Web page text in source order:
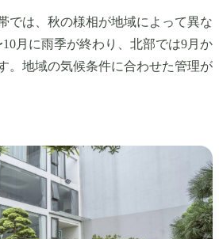
では、秋の様相が地域によって異な
月に雨季が終わり、北部では9月か
。地域の気候条件に合わせた管理が